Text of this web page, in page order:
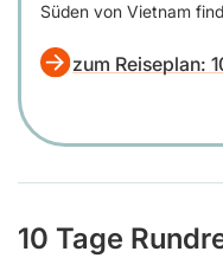
Süden von Vietnam
zum Reiseplan:
10 Tage